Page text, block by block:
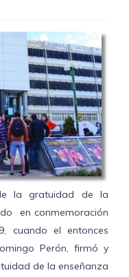
la gratuidad de la
en conmemoración
cuando el entonces
Perón, firmó y
de la enseñanza